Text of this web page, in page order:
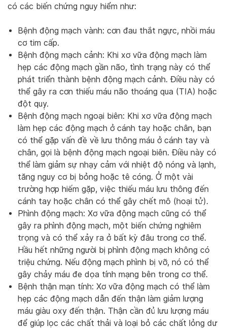
có các biến chứng nguy hiểm như:
Bệnh động mạch vành: cơn đau thắt ngực, nhồi máu
cơ tim cấp.
Bệnh động mạch cảnh: Khi xơ vữa động mạch làm
hẹp các động mạch gần não, tình trạng này có thể
phát triển thành bệnh động mạch cảnh. Điều này có
thể gây ra cơn thiếu máu não thoáng qua (TIA) hoặc
đột quỵ.
Bệnh động mạch ngoại biên: Khi xơ vữa động mạch
làm hẹp các động mạch ở cánh tay hoặc chân, bạn
có thể gặp vấn đề về lưu thông máu ở cánh tay và
chân, gọi là bệnh động mạch ngoại biên. Điều này có
thể làm giảm sự nhạy cảm với nhiệt độ nóng và lạnh,
tăng nguy cơ bị bỏng hoặc tê cóng. Ở một vài
trường hợp hiếm gặp, việc thiếu máu lưu thông đến
cánh tay hoặc chân có thể gây chết mô (hoại tử).
Phình động mạch: Xơ vữa động mạch cũng có thể
gây ra phình động mạch, một biến chứng nghiêm
trọng và có thể xảy ra ở bất kỳ đâu trong cơ thể.
Hầu hết những người bị phình động mạch không có
triệu chứng. Nếu động mạch phình bị vỡ, nó có thể
gây chảy máu đe dọa tính mạng bên trong cơ thể.
Bệnh thận mạn tính: Xơ vữa động mạch có thể làm
hẹp các động mạch dẫn đến thận làm giảm lượng
máu giàu oxy đến thận. Thận cần đủ lưu lượng máu
để giúp lọc các chất thải và loại bỏ các chất lỏng dư